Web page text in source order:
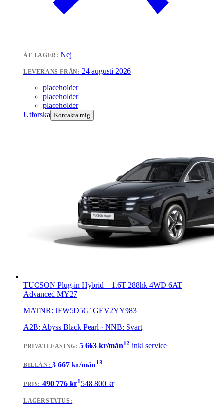
ÅF-LAGER: Nej
LEVERANS FRÅN: 24 augusti 2026
placeholder
placeholder
placeholder
Utforska Kontakta mig
TUCSON Plug-in Hybrid – 1.6T 288hk 4WD 6AT
Advanced MY27
MATNR: JFW5D5G1GEV2YY983
A2B: Abyss Black Pearl · NNB: Svart
PRIVATLEASING:5 663 kr/mån12 inkl service
BILLÅN: 3 667kr/mån13
PRIS: 490 776kr1548 800kr
LAGERSTATUS: